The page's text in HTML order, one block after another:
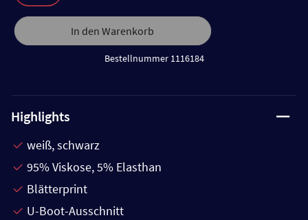
In den Warenkorb
Bestellnummer 1116184
Highlights
weiß, schwarz
95% Viskose, 5% Elasthan
Blätterprint
U-Boot-Ausschnitt